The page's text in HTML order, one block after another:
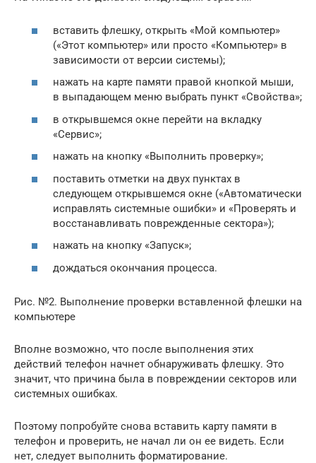
вставить флешку, открыть «Мой компьютер»
(«Этот компьютер» или просто «Компьютер» в
зависимости от версии системы);
нажать на карте памяти правой кнопкой мыши,
в выпадающем меню выбрать пункт «Свойства»;
в открывшемся окне перейти на вкладку
«Сервис»;
нажать на кнопку «Выполнить проверку»;
поставить отметки на двух пунктах в
следующем открывшемся окне («Автоматически
исправлять системные ошибки» и «Проверять и
восстанавливать поврежденные сектора»);
нажать на кнопку «Запуск»;
дождаться окончания процесса.
Рис. №2. Выполнение проверки вставленной флешки на
компьютере
Вполне возможно, что после выполнения этих
действий телефон начнет обнаруживать флешку. Это
значит, что причина была в повреждении секторов или
системных ошибках.
Поэтому попробуйте снова вставить карту памяти в
телефон и проверить, не начал ли он ее видеть. Если
нет, следует выполнить форматирование.